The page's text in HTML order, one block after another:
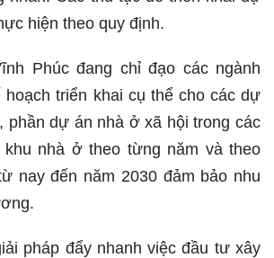
hiện theo quy định.
Phúc đang chỉ đạo các ngành
hoạch triển khai cụ thể cho các dự
phần dự án nhà ở xã hội trong các
nhà ở theo từng năm và theo
nay đến năm 2030 đảm bảo nhu
pháp đẩy nhanh việc đầu tư xây